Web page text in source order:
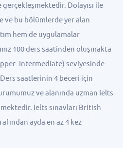
Dolayısı ile
ve bu bölümlerde yer alan
hem de uygulamalar
100 ders saatinden oluşmakta
-Intermediate) seviyesinde
saatlerinin 4 beceri için
ve alanında uzman Ielts
Ielts sınavları British
ayda en az 4 kez